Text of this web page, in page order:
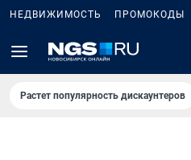
НЕДВИЖИМОСТЬ ПРОМОКОДЫ
Растет популярность дискаунтеров